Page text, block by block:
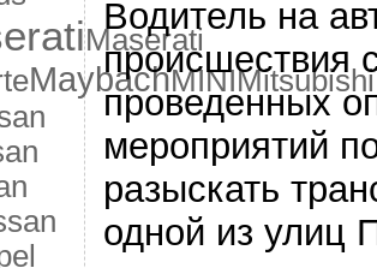
Maserati
MaybachMINIMitsubishi
Водитель на
происшествия
проведенных
мероприятий
разыскать
одной из улиц